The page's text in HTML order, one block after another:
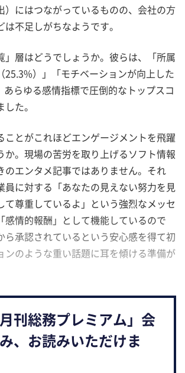
）にはつながっているものの、会社の方
不足しがちなようです。
」層はどうでしょうか。彼らは、「所属
25.3%）」「モチベーションが向上した
あらゆる感情指標で圧倒的なトップスコ
た。
ことがこれほどエンゲージメントを飛躍
か。現場の苦労を取り上げるソフト情報
のエンタメ記事ではありません。それ
員に対する「あなたの見えない努力を見
て尊重しているよ」という強烈なメッセ
感情的報酬」として機能しているので
ら承認されているという安心感を得て初
ンのような重い話題に耳を傾ける準備が
刊総務プレミアム」会
、お読みいただけま